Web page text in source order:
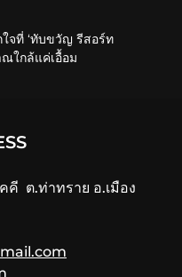
จที่ ‘ทับขวัญ รีสอร์ท
ใกล้แค่เอื้อม
คี ต.ท่าทราย อ.เมือง